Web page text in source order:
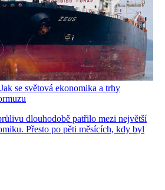
se světová ekonomika a trhy
dlouhodobě patřilo mezi největší
Přesto po pěti měsících, kdy byl